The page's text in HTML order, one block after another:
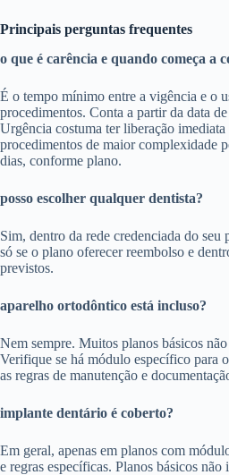
Principais perguntas frequentes
o que é carência e quando começa a
É o tempo mínimo entre a vigência e o
procedimentos. Conta a partir da data
Urgência costuma ter liberação
procedimentos de maior complexidade
dias, conforme plano.
posso escolher qualquer dentista?
Sim, dentro da rede credenciada do seu
só se o plano oferecer reembolso e
previstos.
aparelho ortodôntico está incluso?
Nem sempre. Muitos planos básicos
Verifique se há módulo específico para
as regras de manutenção e
implante dentário é coberto?
Em geral, apenas em planos com
e regras específicas. Planos básicos